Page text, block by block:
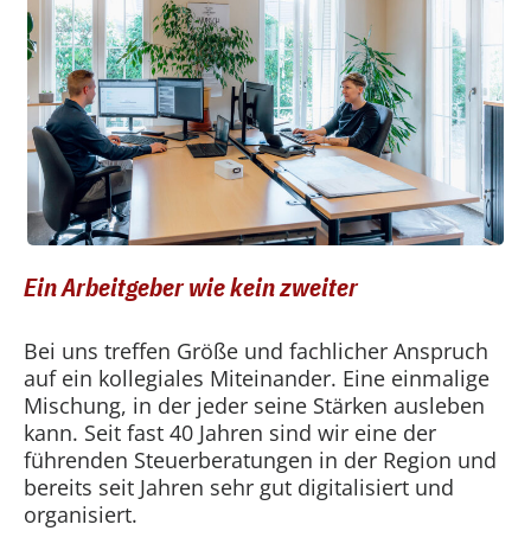
Ein Arbeitgeber wie kein zweiter
Bei uns treffen Größe und fachlicher Anspruch
auf ein kollegiales Miteinander. Eine einmalige
Mischung, in der jeder seine Stärken ausleben
kann. Seit fast 40 Jahren sind wir eine der
führenden Steuerberatungen in der Region und
bereits seit Jahren sehr gut digitalisiert und
organisiert.